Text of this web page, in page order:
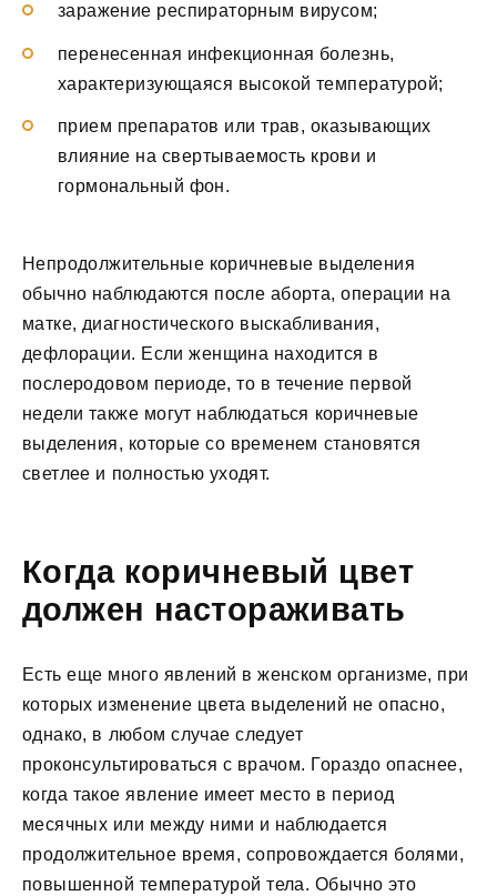
заражение респираторным вирусом;
перенесенная инфекционная болезнь,
характеризующаяся высокой температурой;
прием препаратов или трав, оказывающих
влияние на свертываемость крови и
гормональный фон.
Непродолжительные коричневые выделения
обычно наблюдаются после аборта, операции на
матке, диагностического выскабливания,
дефлорации. Если женщина находится в
послеродовом периоде, то в течение первой
недели также могут наблюдаться коричневые
выделения, которые со временем становятся
светлее и полностью уходят.
Когда коричневый цвет
должен настораживать
Есть еще много явлений в женском организме, при
которых изменение цвета выделений не опасно,
однако, в любом случае следует
проконсультироваться с врачом. Гораздо опаснее,
когда такое явление имеет место в период
месячных или между ними и наблюдается
продолжительное время, сопровождается болями,
повышенной температурой тела. Обычно это